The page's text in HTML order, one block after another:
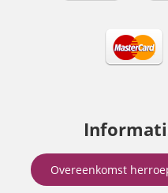
Overeenkomst